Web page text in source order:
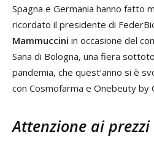
Spagna e Germania hanno fatto
ricordato il presidente di
Mammuccini in occasione del
Sana di Bologna, una fiera
pandemia, che quest’anno si è
con Cosmofarma e Onebeuty by
Attenzione ai prezzi